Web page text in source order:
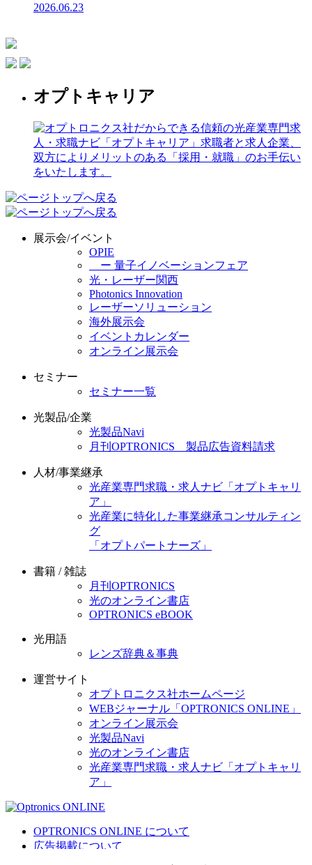
2026.06.23
オプトキャリア
展示会/イベント
OPIE
ー 量子イノベーションフェア
光・レーザー関西
Photonics Innovation
レーザーソリューション
海外展示会
イベントカレンダー
オンライン展示会
セミナー
セミナー一覧
光製品/企業
光製品Navi
月刊OPTRONICS 製品広告資料請求
人材/事業継承
光産業専門求職・求人ナビ「オプトキャリ
ア」
光産業に特化した事業継承コンサルティン
グ
「オプトパートナーズ」
書籍 / 雑誌
月刊OPTRONICS
光のオンライン書店
OPTRONICS eBOOK
光用語
レンズ辞典＆事典
運営サイト
オプトロニクス社ホームページ
WEBジャーナル「OPTRONICS ONLINE」
オンライン展示会
光製品Navi
光のオンライン書店
光産業専門求職・求人ナビ「オプトキャリ
ア」
OPTRONICS ONLINE について
広告掲載について